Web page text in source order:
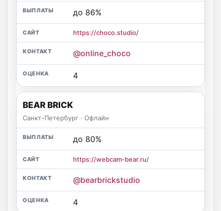
до 86%
https://choco.studio/
@online_choco
4
BEAR BRICK
Санкт-Петербург · Офлайн
до 80%
https://webcam-bear.ru/
@bearbrickstudio
4